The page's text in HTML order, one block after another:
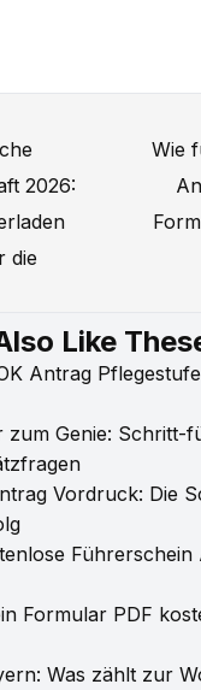
2026:
die
Wie
Like
Antrag
zum Genie: Schritt-
Vordruck: Die
Formular PDF
Was zählt zur